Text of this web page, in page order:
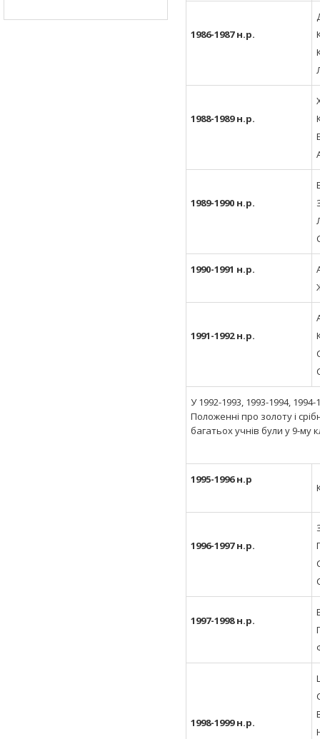
1986-1987 н.р.
1988-1989 н.р.
1989-1990 н.р.
1990-1991 н.р.
1991-1992 н.р.
У 1992-1993, 1993-1994,
Положенні про золоту і
багатьох учнів були у 9-му
1995-1996 н.р
1996-1997 н.р.
1997-1998 н.р.
1998-1999 н.р.